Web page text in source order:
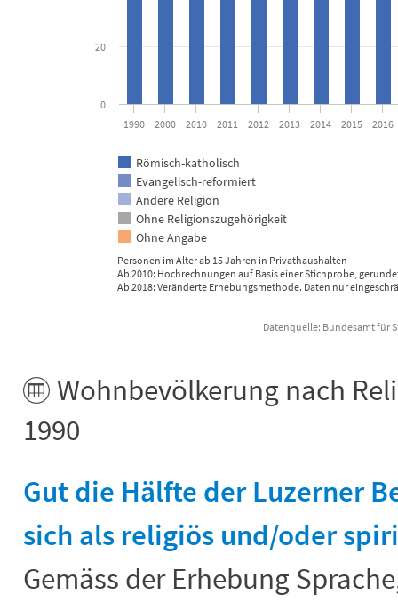
Personen im Alter ab 15 Jahren in Privathaushalten
Ab 2010: Hochrechnungen auf Basis einer Stichprobe,
Ab 2018: Veränderte Erhebungsmethode. Daten nur
Römisch-katholisch
Evangelisch-reformiert
Andere Religion
Ohne Religionszugehörigkeit
Ohne Angabe
1990 2000 2010 2011 2012 2013 2014 2015 2016
0
20
Datenquelle: Bundesamt für
Wohnbevölkerung nach
1990
Gut die Hälfte der Luzerner
sich als religiös und/oder
Gemäss der Erhebung